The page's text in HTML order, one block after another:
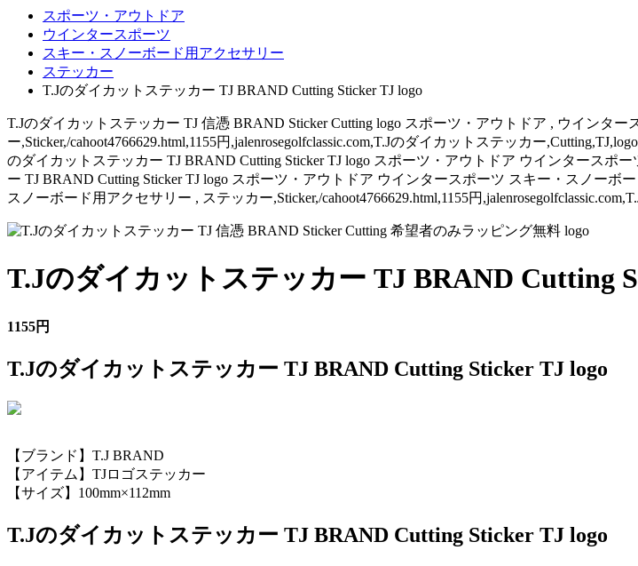
スポーツ・アウトドア
ウインタースポーツ
スキー・スノーボード用アクセサリー
ステッカー
T.Jのダイカットステッカー TJ BRAND Cutting Sticker TJ logo
T.Jのダイカットステッカー TJ 信憑 BRAND Sticker Cutting logo スポーツ・アウトドア , ウインタ
ー,Sticker,/cahoot4766629.html,1155円,jalenrosegolfclassic.com,T.Jのダイカットステッカー
のダイカットステッカー TJ BRAND Cutting Sticker TJ logo スポーツ・アウトドア ウインタースポ
ー TJ BRAND Cutting Sticker TJ logo スポーツ・アウトドア ウインタースポーツ スキー・スノー
スノーボード用アクセサリー , ステッカー,Sticker,/cahoot4766629.html,1155円
T.Jのダイカットステッカー TJ BRAND Cutting
1155円
T.Jのダイカットステッカー TJ BRAND Cutting Sticker TJ logo
【ブランド】T.J BRAND
【アイテム】TJロゴステッカー
【サイズ】100mm×112mm
T.Jのダイカットステッカー TJ BRAND Cutting Sticker TJ logo